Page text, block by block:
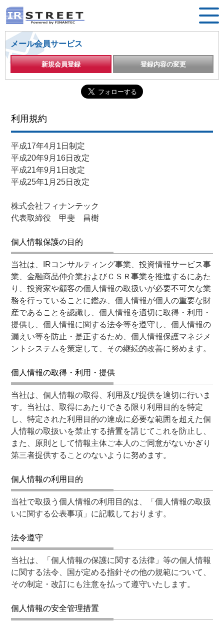
メール会員サービス
新規会員登録 登録内容の変更
利用規約
平成17年4月1日制定
平成20年9月16日改定
平成21年9月1日改定
平成25年1月25日改定
株式会社フィナンテック
代表取締役 甲斐 昌樹
個人情報保護の目的
当社は、IRコンサルティング事業、投資情報サービス事
業、金融商品仲介業およびＣＳＲ事業を推進するにあた
り、投資家や顧客の個人情報の取扱いが必要不可欠な業
務を行っていることに鑑み、個人情報が個人の重要な財
産であることを認識し、個人情報を適切に取得・利用・
提供し、個人情報に関する法令等を遵守し、個人情報の
漏えい等を防止・是正するため、個人情報保護マネジメ
ントシステムを策定して、その継続的改善に努めます。
個人情報の取得・利用・提供
当社は、個人情報の取得、利用及び提供を適切に行いま
す。当社は、取得にあたりできる限り利用目的を特定
し、特定された利用目的の達成に必要な範囲を超えた個
人情報の取扱いを禁止する措置を講じてこれを防止し、
また、原則として情報主体ご本人のご同意がないかぎり
第三者提供することのないように努めます。
個人情報の利用目的
当社で取扱う個人情報の利用目的は、「個人情報の取扱
いに関する公表事項」に記載しております。
法令遵守
当社は、「個人情報の保護に関する法律」等の個人情報
に関する法令、国が定める指針その他の規範について、
その制定・改訂にも注意を払って遵守いたします。
個人情報の安全管理措置